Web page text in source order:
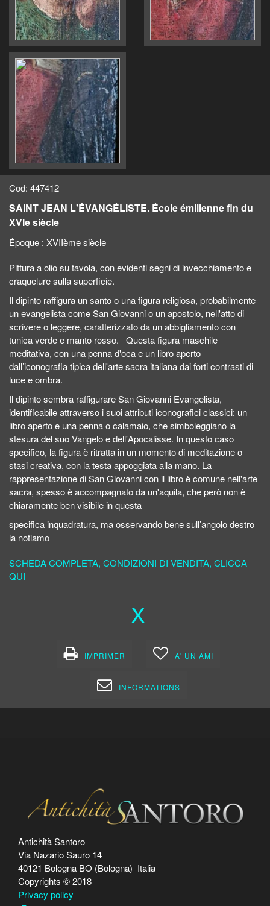
Cod: 447412
SAINT JEAN L'ÉVANGÉLISTE. École émilienne fin du
XVIe siècle
Époque : XVIIème siècle
Pittura a olio su tavola, con evidenti segni di invecchiamento e
craquelure sulla superficie.
Il dipinto raffigura un santo o una figura religiosa, probabilmente
un evangelista come San Giovanni o un apostolo, nell'atto di
scrivere o leggere, caratterizzato da un abbigliamento con
tunica verde e manto rosso. Questa figura maschile
meditativa, con una penna d'oca e un libro aperto
dall’iconografia tipica dell'arte sacra italiana dai forti contrasti di
luce e ombra.
Il dipinto sembra raffigurare San Giovanni Evangelista,
identificabile attraverso i suoi attributi iconografici classici: un
libro aperto e una penna o calamaio, che simboleggiano la
stesura del suo Vangelo e dell'Apocalisse. In questo caso
specifico, la figura è ritratta in un momento di meditazione o
stasi creativa, con la testa appoggiata alla mano. La
rappresentazione di San Giovanni con il libro è comune nell'arte
sacra, spesso è accompagnato da un'aquila, che però non è
chiaramente ben visibile in questa
specifica inquadratura, ma osservando bene sull’angolo destro
la notiamo
SCHEDA COMPLETA, CONDIZIONI DI VENDITA, CLICCA
QUI
X
IMPRIMER A' UN AMI
INFORMATIONS
Antichità Santoro
Via Nazario Sauro 14
40121 Bologna BO (Bologna) Italia
Copyrights © 2018
Privacy policy